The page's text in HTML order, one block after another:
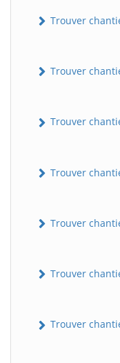
Trouver
Trouver
Trouver
Trouver
Trouver
Trouver
Trouver